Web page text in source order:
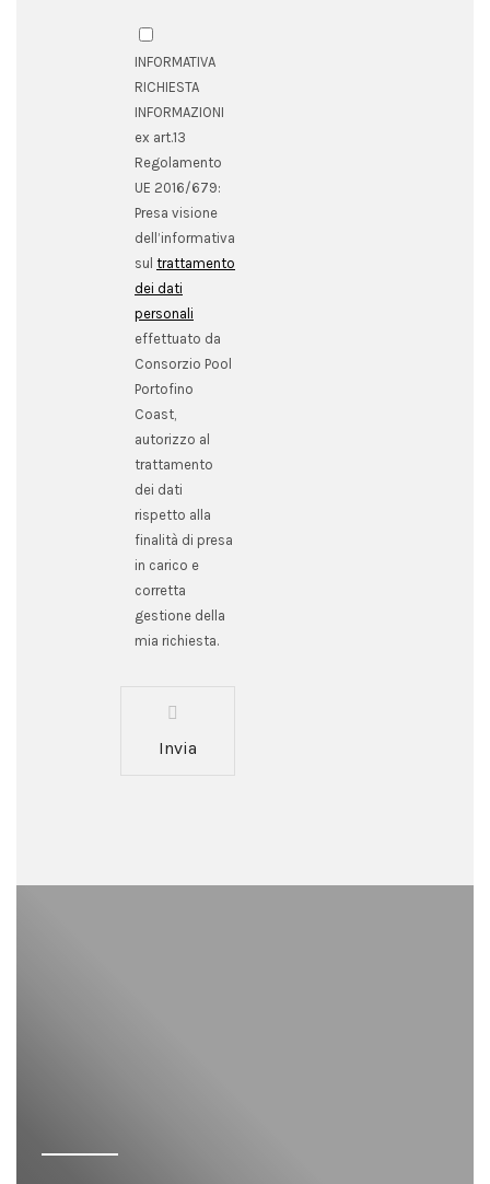
INFORMATIVA
RICHIESTA
INFORMAZIONI
ex art.13
Regolamento
UE 2016/679:
Presa visione
dell’informativa
sul trattamento
dei dati
personali
effettuato da
Consorzio Pool
Portofino
Coast,
autorizzo al
trattamento
dei dati
rispetto alla
finalità di presa
in carico e
corretta
gestione della
mia richiesta.
Invia